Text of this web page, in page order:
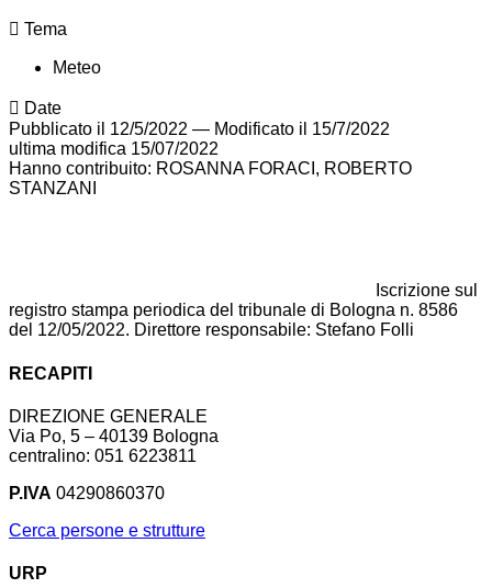
Tema
Meteo
Date
Pubblicato il 12/5/2022 — Modificato il 15/7/2022
ultima modifica 15/07/2022
Hanno contribuito: ROSANNA FORACI, ROBERTO
STANZANI
Iscrizione sul
registro stampa periodica del tribunale di Bologna n. 8586
del 12/05/2022. Direttore responsabile: Stefano Folli
RECAPITI
DIREZIONE GENERALE
Via Po, 5 – 40139 Bologna
centralino: 051 6223811
P.IVA 04290860370
Cerca persone e strutture
URP